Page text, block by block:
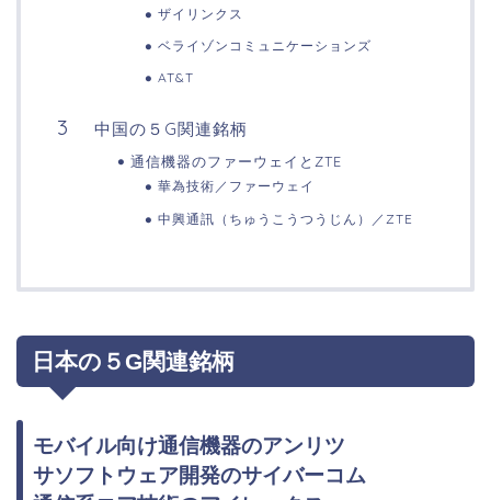
ザイリンクス
ベライゾンコミュニケーションズ
AT&T
中国の５G関連銘柄
通信機器のファーウェイとZTE
華為技術／ファーウェイ
中興通訊（ちゅうこうつうじん）／ZTE
日本の５G関連銘柄
モバイル向け通信機器のアンリツ
サソフトウェア開発のサイバーコム